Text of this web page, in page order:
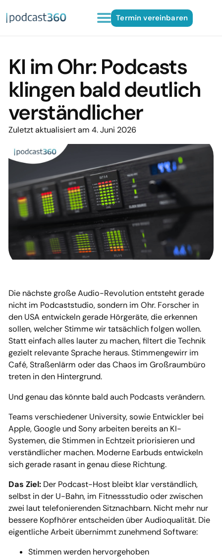
Termin vereinbaren
KI im Ohr: Podcasts
klingen bald deutlich
verständlicher
Zuletzt aktualisiert am 4. Juni 2026
Die nächste große Audio-Revolution entsteht gerade
nicht im Podcaststudio, sondern im Ohr. Forscher in
den USA entwickeln gerade Hörgeräte, die erkennen
sollen, welcher Stimme wir tatsächlich folgen wollen.
Statt einfach alles lauter zu machen, filtert die Technik
gezielt relevante Sprache heraus. Stimmengewirr im
Café, Straßenlärm oder das Chaos im Großraumbüro
treten in den Hintergrund.
Und genau das könnte bald auch Podcasts verändern.
Teams verschiedener University, sowie Entwickler bei
Apple, Google und Sony arbeiten bereits an KI-
Systemen, die Stimmen in Echtzeit priorisieren und
verständlicher machen. Moderne Earbuds entwickeln
sich gerade rasant in genau diese Richtung.
Das Ziel: Der Podcast-Host bleibt klar verständlich,
selbst in der U-Bahn, im Fitnessstudio oder zwischen
zwei laut telefonierenden Sitznachbarn. Nicht mehr nur
bessere Kopfhörer entscheiden über Audioqualität. Die
eigentliche Arbeit übernimmt zunehmend Software:
Stimmen werden hervorgehoben